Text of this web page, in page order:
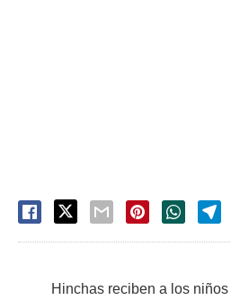
Hinchas reciben a los